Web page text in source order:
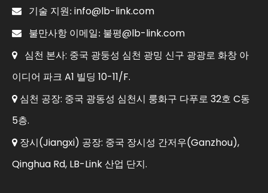
 기술 지원: info@lb-link.com
 불만사항 이메일: 불평@lb-link.com
 심천 본사: 중국 광둥성 심천 광밍 신구 광광로 화창 아
이디어 파크 A1 빌딩 10-11/F.
 심천 공장: 중국 광동성 심천시 룽화구 다푸로 32호 C동
5층.
 장시(Jiangxi) 공장: 중국 장시성 간저우(Ganzhou),
Qinghua Rd, LB-Link 산업 단지.